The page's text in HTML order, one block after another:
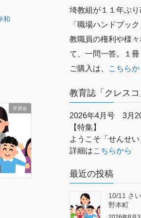
和
学習会
埼教組が１１年ぶり
「職場ハンドブック
教職員の権利や様
て、一問一答。１冊
ご購入は、
こちらか
教育誌「クレスコ
2026年4月号 3月
【特集】
ようこそ「せんせ
詳細はこちらから
最近の投稿
10/11 さ
野本町